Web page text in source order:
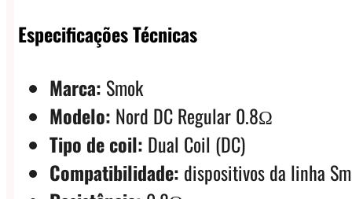
Especificações Técnicas
Marca: Smok
Modelo: Nord DC Regular 0.8Ω
Tipo de coil: Dual Coil (DC)
Compatibilidade: dispositivos da linha